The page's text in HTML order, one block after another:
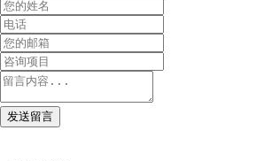
发送留言